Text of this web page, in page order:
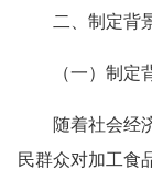
二、制定背
（一）制定
随着社会经
民群众对加工食